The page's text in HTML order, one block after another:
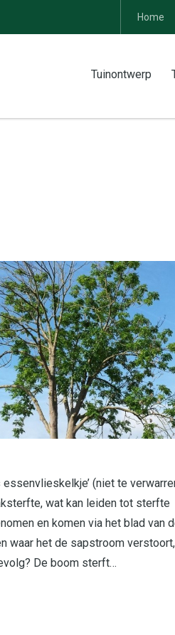
Home
Tuinontwerp
(niet te
wat kan leiden tot sterfte
en komen via het blad van
waar het de sapstroom verstoort,
De boom sterft…